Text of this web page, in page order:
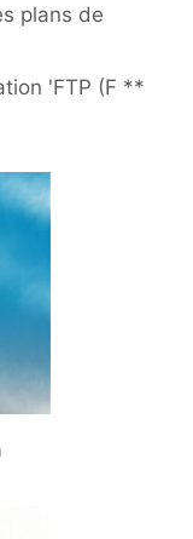
plans de
'FTP (F **